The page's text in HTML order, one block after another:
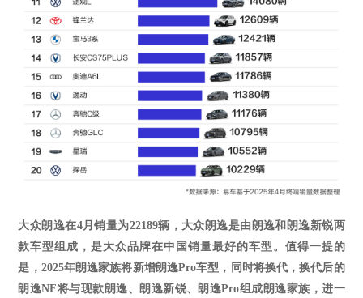
大众朗逸在4月销量为22189辆，大众朗逸是由朗逸和朗逸新锐两
款车型组成，是大众品牌在中国销量最好的车型。值得一提的
是， 2025年朗逸家族将新增朗逸Pro车型，同时将换代，换代后的
朗逸NF将与现款朗逸、朗逸新锐、朗逸Pro组成朗逸家族，进一